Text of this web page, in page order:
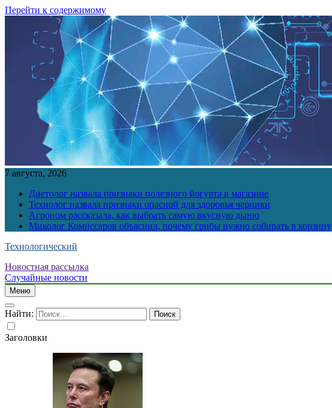
Перейти к содержимому
7 августа, 2026
Диетолог назвала признаки полезного йогурта в магазине
Технолог назвала признаки опасной для здоровья черники
Агроном рассказала, как выбрать самую вкусную дыню
Миколог Комиссаров объяснил, почему грибы нужно собирать в корзину
Технологический
Новостная рассылка
Случайные новости
Меню
Найти:
Заголовки